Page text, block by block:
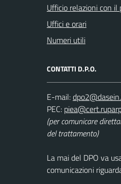
Ufficio relazioni con il
Uffici e orari
Numeri utili
CONTATTI D.P.O.
E-mail:
PEC:
(per comunicare
del trattamento)
La mai del DPO va
comunicazioni